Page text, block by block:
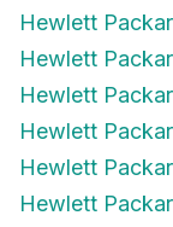
Hewlett
Hewlett
Hewlett
Hewlett
Hewlett
Hewlett